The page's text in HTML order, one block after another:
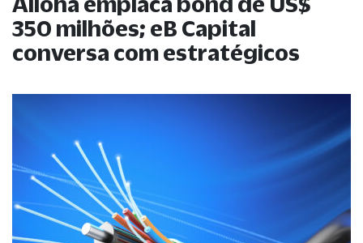
350 milhões; eB Capital
conversa com estratégicos